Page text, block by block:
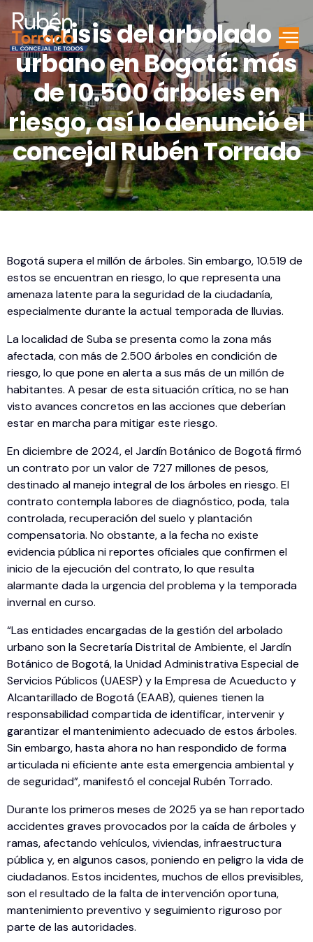
Crisis del arbolado
urbano en Bogotá: más
de 10.500 árboles en
riesgo, así lo denunció el
concejal Rubén Torrado
Bogotá supera el millón de árboles. Sin embargo, 10.519 de
estos se encuentran en riesgo, lo que representa una
amenaza latente para la seguridad de la ciudadanía,
especialmente durante la actual temporada de lluvias.
La localidad de Suba se presenta como la zona más
afectada, con más de 2.500 árboles en condición de
riesgo, lo que pone en alerta a sus más de un millón de
habitantes. A pesar de esta situación crítica, no se han
visto avances concretos en las acciones que deberían
estar en marcha para mitigar este riesgo.
En diciembre de 2024, el Jardín Botánico de Bogotá firmó
un contrato por un valor de 727 millones de pesos,
destinado al manejo integral de los árboles en riesgo. El
contrato contempla labores de diagnóstico, poda, tala
controlada, recuperación del suelo y plantación
compensatoria. No obstante, a la fecha no existe
evidencia pública ni reportes oficiales que confirmen el
inicio de la ejecución del contrato, lo que resulta
alarmante dada la urgencia del problema y la temporada
invernal en curso.
“Las entidades encargadas de la gestión del arbolado
urbano son la Secretaría Distrital de Ambiente, el Jardín
Botánico de Bogotá, la Unidad Administrativa Especial de
Servicios Públicos (UAESP) y la Empresa de Acueducto y
Alcantarillado de Bogotá (EAAB), quienes tienen la
responsabilidad compartida de identificar, intervenir y
garantizar el mantenimiento adecuado de estos árboles.
Sin embargo, hasta ahora no han respondido de forma
articulada ni eficiente ante esta emergencia ambiental y
de seguridad”, manifestó el concejal Rubén Torrado.
Durante los primeros meses de 2025 ya se han reportado
accidentes graves provocados por la caída de árboles y
ramas, afectando vehículos, viviendas, infraestructura
pública y, en algunos casos, poniendo en peligro la vida de
ciudadanos. Estos incidentes, muchos de ellos previsibles,
son el resultado de la falta de intervención oportuna,
mantenimiento preventivo y seguimiento riguroso por
parte de las autoridades.